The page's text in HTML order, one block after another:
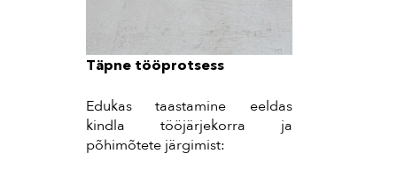
Täpne tööprotsess
Edukas taastamine eeldas
kindla tööjärjekorra ja
põhimõtete järgimist: